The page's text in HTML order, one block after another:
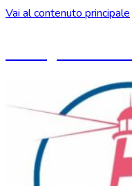
Vai al contenuto principale